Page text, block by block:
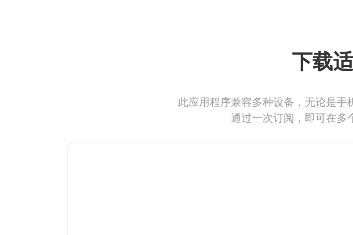
下载
此应用程序兼容多种设备，无论是手
通过一次订阅，即可在多